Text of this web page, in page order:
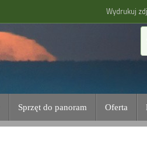
Wydrukuj
Sprzęt do panoram Oferta